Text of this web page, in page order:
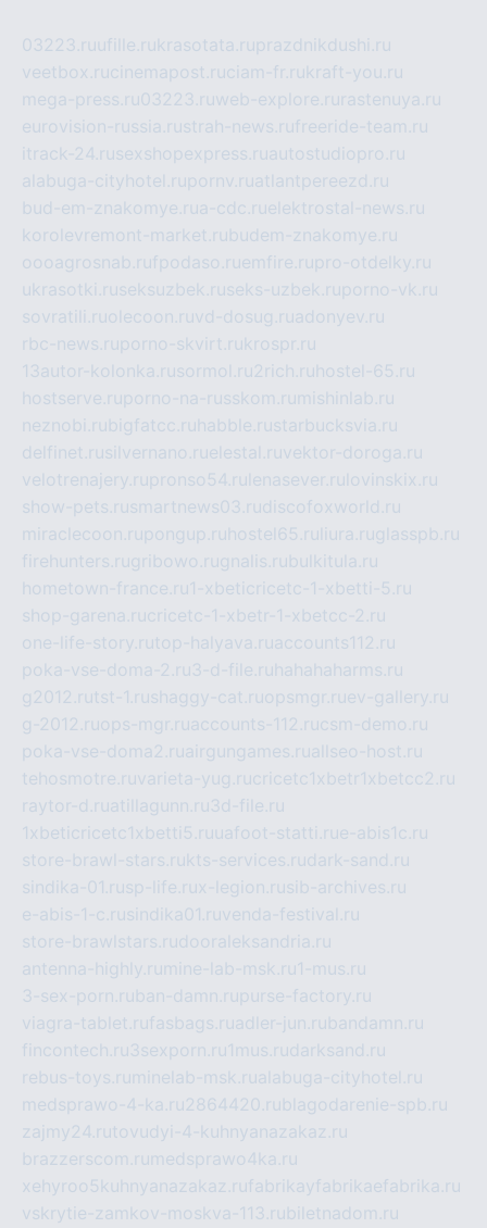
03223.ruufille.rukrasotata.ruprazdnikdushi.ru
veetbox.rucinemapost.ruciam-fr.rukraft-you.ru
mega-press.ru03223.ruweb-explore.ru rastenuya.ru
eurovision-russia.rustrah-news.rufreeride-team.ru
itrack-24.rusexshopexpress.ruautostudiopro.ru
alabuga-cityhotel.rupornv.ruatlantpereezd.ru
bud-em-znakomye.rua-cdc.ruelektrostal-news.ru
korolevremont-market.rubudem-znakomye.ru
oooagrosnab.rufpodaso.ruemfire.rupro-otdelky.ru
ukrasotki.ruseksuzbek.ruseks-uzbek.ruporno-vk.ru
sovratili.ruolecoon.ruvd-dosug.ruadonyev.ru
rbc-news.ruporno-skvirt.rukrospr.ru
13autor-kolonka.rusormol.ru2rich.ru hostel-65.ru
hostserve.ruporno-na-russkom.ru mishinlab.ru
neznobi.rubigfatcc.ru habble.rustarbucksvia.ru
delfinet.rusilvernano.ruelestal.ruvektor-doroga.ru
velotrenajery.rupronso54.ru lenasever.ru lovinskix.ru
show-pets.rusmartnews03.rudiscofoxworld.ru
miraclecoon.rupongup.ru hostel65.ru liura.ruglasspb.ru
firehunters.rugribowo.rugnalis.rubulkitula.ru
hometown-france.ru1-xbeticricetc-1-xbetti-5.ru
shop-garena.rucricetc-1-xbetr-1-xbetcc-2.ru
one-life-story.rutop-halyava.ruaccounts112.ru
poka-vse-doma-2.ru3-d-file.ru hahahaharms.ru
g2012.rutst-1.rushaggy-cat.ruopsmgr.ruev-gallery.ru
g-2012.ruops-mgr.ruaccounts-112.rucsm-demo.ru
poka-vse-doma2.ruairgungames.ruallseo-host.ru
tehosmotre.ruvarieta-yug.rucricetc1xbetr1xbetcc2.ru
raytor-d.ruatillagunn.ru3d-file.ru
1xbeticricetc1xbetti5.ruuafoot-statti.rue-abis1c.ru
store-brawl-stars.rukts-services.rudark-sand.ru
sindika-01.rusp-life.rux-legion.rusib-archives.ru
e-abis-1-c.rusindika01.ruvenda-festival.ru
store-brawlstars.rudooraleksandria.ru
antenna-highly.ru mine-lab-msk.ru1-mus.ru
3-sex-porn.ruban-damn.rupurse-factory.ru
viagra-tablet.rufasbags.ruadler-jun.rubandamn.ru
fincontech.ru3sexporn.ru1mus.rudarksand.ru
rebus-toys.ru minelab-msk.rualabuga-cityhotel.ru
medsprawo-4-ka.ru2864420.rublagodarenie-spb.ru
zajmy24.rutovudyi-4-kuhnyanazakaz.ru
brazzerscom.ru medsprawo4ka.ru
xehyroo5kuhnyanazakaz.rufabrikayfabrikaefabrika.ru
vskrytie-zamkov-moskva-113.rubiletnadom.ru